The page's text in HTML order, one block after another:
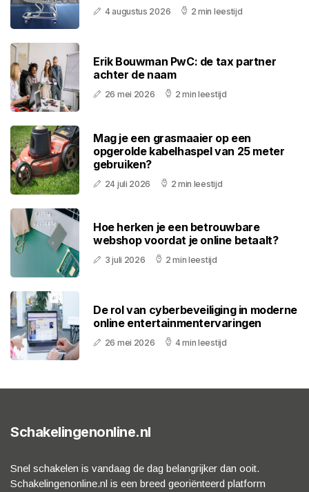
4 augustus 2026 2 min leestijd
Erik Bouwman PwC: de tax partner
achter de naam
26 mei 2026 2 min leestijd
Mag je een grasmaaier op een
opgerolde kabelhaspel van 25 meter
gebruiken?
24 juli 2026 2 min leestijd
Hoe herken je een betrouwbare
webshop voordat je online betaalt?
3 juli 2026 2 min leestijd
De rol van cyberbeveiliging in moderne
online entertainmentervaringen
26 mei 2026 4 min leestijd
Schakelingenonline.nl
Snel schakelen is vandaag de dag belangrijker dan ooit.
Schakelingenonline.nl is een breed georiënteerd platform